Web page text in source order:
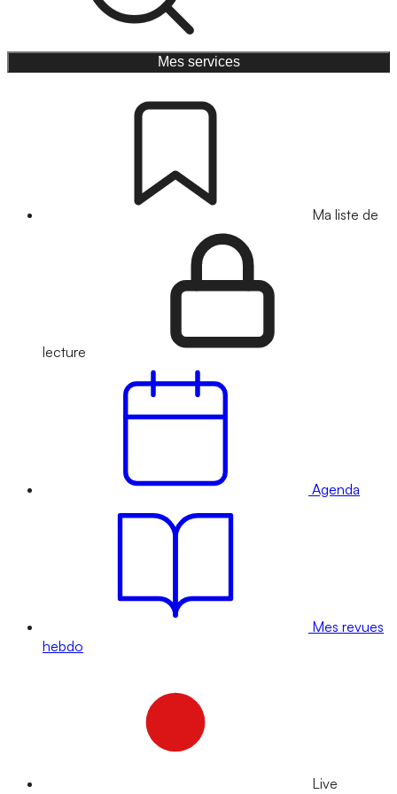
Mes services
Ma liste de
lecture
Agenda
Mes revues
hebdo
Live